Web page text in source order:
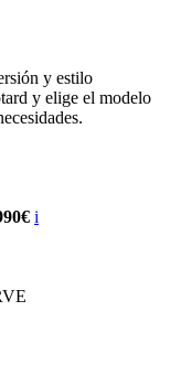
y estilo
y elige el modelo
i